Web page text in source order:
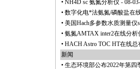
• NH4D sc 氨氮分析仪 - 08-
• 数字化电*法氨氮/磷酸盐在
• 美国Hach多参数水质测量仪
• 氨氮AMTAX inter2在线分析
• HACH Astro TOC HT在线总
新闻
• 生态环境部公布2022年第